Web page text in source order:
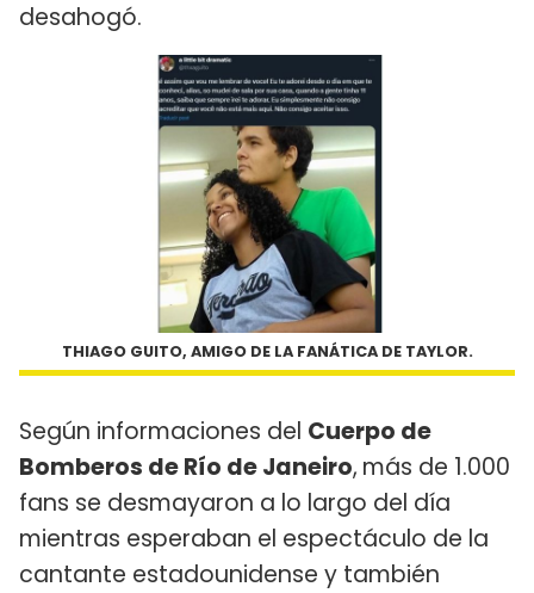
desahogó.
THIAGO GUITO, AMIGO DE LA FANÁTICA DE TAYLOR.
Según informaciones del Cuerpo de
Bomberos de Río de Janeiro, más de 1.000
fans se desmayaron a lo largo del día
mientras esperaban el espectáculo de la
cantante estadounidense y también